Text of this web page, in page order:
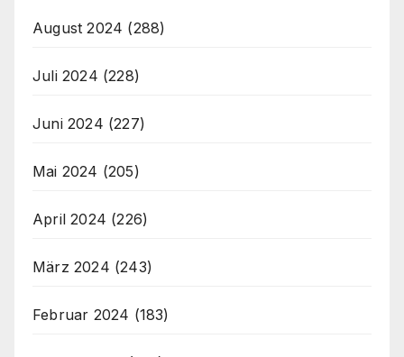
August 2024 (288)
Juli 2024 (228)
Juni 2024 (227)
Mai 2024 (205)
April 2024 (226)
März 2024 (243)
Februar 2024 (183)